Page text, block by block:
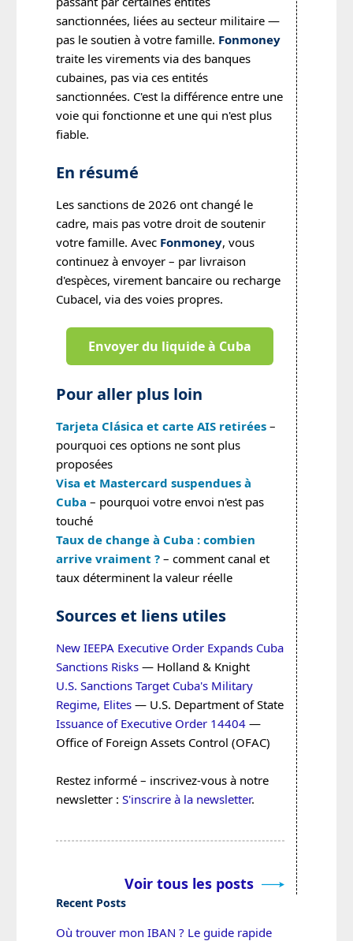
sanctionnées, liées au secteur militaire —
pas le soutien à votre famille. Fonmoney
traite les virements via des banques
cubaines, pas via ces entités
sanctionnées. C'est la différence entre une
voie qui fonctionne et une qui n'est plus
fiable.
En résumé
Les sanctions de 2026 ont changé le
cadre, mais pas votre droit de soutenir
votre famille. Avec Fonmoney, vous
continuez à envoyer – par livraison
d'espèces, virement bancaire ou recharge
Cubacel, via des voies propres.
Envoyer du liquide à Cuba
Pour aller plus loin
Tarjeta Clásica et carte AIS retirées –
pourquoi ces options ne sont plus
proposées
Visa et Mastercard suspendues à
Cuba – pourquoi votre envoi n'est pas
touché
Taux de change à Cuba : combien
arrive vraiment ? – comment canal et
taux déterminent la valeur réelle
Sources et liens utiles
New IEEPA Executive Order Expands Cuba
Sanctions Risks — Holland & Knight
U.S. Sanctions Target Cuba's Military
Regime, Elites — U.S. Department of State
Issuance of Executive Order 14404 —
Office of Foreign Assets Control (OFAC)
Restez informé – inscrivez-vous à notre
newsletter : S'inscrire à la newsletter.
Voir tous les posts
Recent Posts
Où trouver mon IBAN ? Le guide rapide